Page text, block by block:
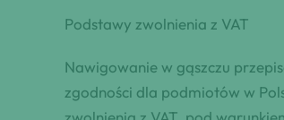
Podstawy zwolnienia z VAT
Nawigowanie w gąszczu
zgodności dla podmiotów w